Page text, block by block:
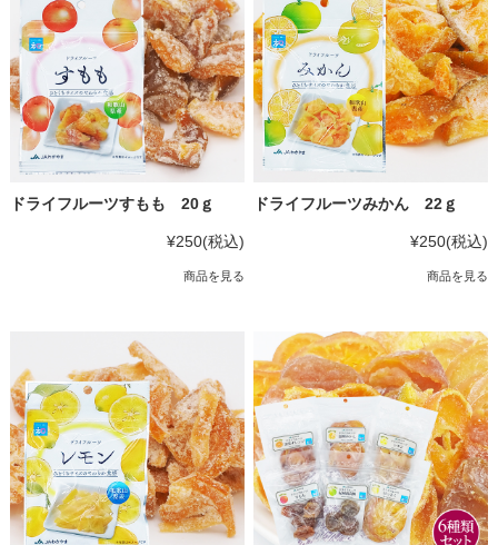
ドライフルーツすもも 20ｇ
¥250(税込)
商品を見る
ドライフルーツみかん 22ｇ
¥250(税込)
商品を見る